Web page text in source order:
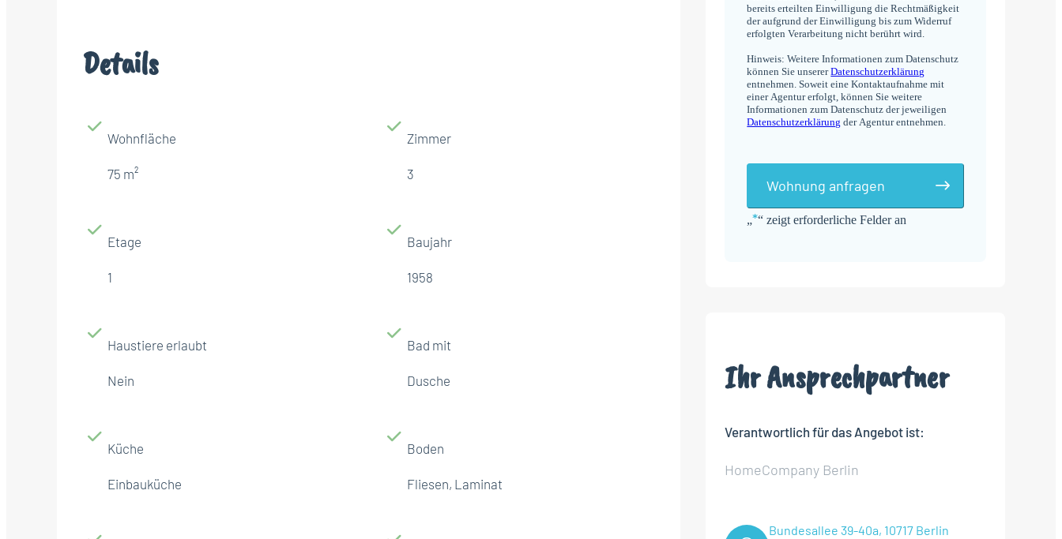
Details
Wohnfläche
75 m²
Zimmer
3
Etage
1
Baujahr
1958
Haustiere erlaubt
Nein
Bad mit
Dusche
Küche
Einbauküche
Boden
Fliesen, Laminat
„*“ zeigt erforderliche Felder an
bereits erteilten Einwilligung die Rechtmäßigkeit
der aufgrund der Einwilligung bis zum Widerruf
erfolgten Verarbeitung nicht berührt wird.
Hinweis: Weitere Informationen zum Datenschutz
können Sie unsererDatenschutzerklärung
entnehmen. Soweit eine Kontaktaufnahme mit
einer Agentur erfolgt, können Sie weitere
Informationen zum Datenschutz der jeweiligen
Datenschutzerklärung der Agentur entnehmen.
Wohnung anfragen
Ihr Ansprechpartner
Verantwortlich für das Angebot ist:
HomeCompany Berlin
Bundesallee 39-40a, 10717 Berlin